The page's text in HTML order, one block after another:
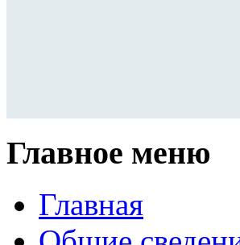
Главное меню
Главная